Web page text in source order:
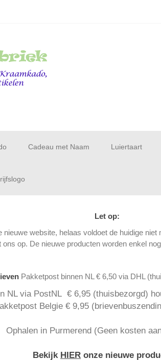
Cadeau met Naam Luiertaart
Let op:
website, helaas voldoet de huidige
op. De nieuwe producten worden enkel
Pakketpost binnen NL € 6,50 via DHL
NL via PostNL € 6,95 (thuisbezorgd)
Belgie € 9,95
Ophalen in Purmerend (Geen kosten
Bekijk HIER onze nieuwe